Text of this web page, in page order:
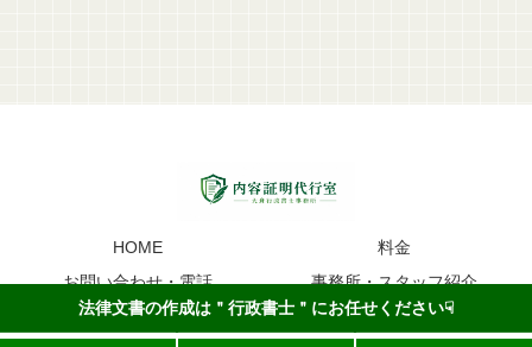
HOME
料金
お問い合わせ・電話
事務所・スタッフ紹介
内容証明のイメージ
法律文書の作成は＂行政書士＂にお任せください☟